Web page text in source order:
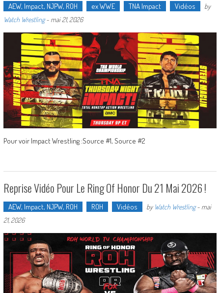
AEW, Impact, NJPW, ROH ex WWE TNA Impact Vidéos
by
Watch Wrestling- mai 21, 2026
Pour voir Impact Wrestling :Source #1, Source #2
Reprise Vidéo Pour Le Ring Of Honor Du 21 Mai 2026 !
AEW, Impact, NJPW, ROH ROH Vidéos by Watch Wrestling- mai
21, 2026